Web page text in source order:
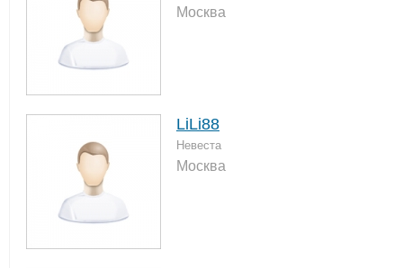
Москва
LiLi88
Невеста
Москва